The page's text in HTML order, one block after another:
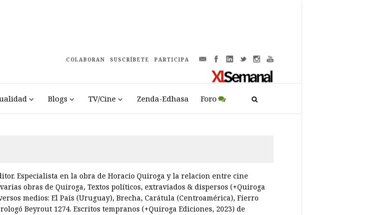
COLABORAN SUSCRÍBETE PARTICIPA
Blogs TV/Cine Zenda-Edhasa Foro
Especialista en la obra de Horacio Quiroga y la relacion entre cine
obras de Quiroga, Textos políticos, extraviados & dispersos (+Quiroga
medios: El País (Uruguay), Brecha, Carátula (Centroamérica), Fierro
Beyrout 1274. Escritos tempranos (+Quiroga Ediciones, 2023) de